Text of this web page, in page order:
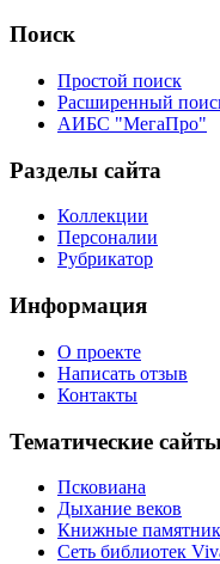
Поиск
Простой поиск
Расширенный
АИБС "МегаПро"
Разделы сайта
Коллекции
Персоналии
Рубрикатор
Информация
О проекте
Написать отзыв
Контакты
Тематические
Псковиана
Дыхание веков
Книжные
Сеть библиотек